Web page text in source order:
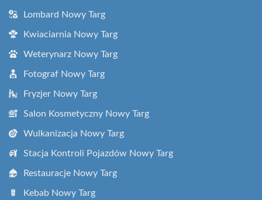
Lombard Nowy Targ
Kwiaciarnia Nowy Targ
Weterynarz Nowy Targ
Fotograf Nowy Targ
Fryzjer Nowy Targ
Salon Kosmetyczny Nowy Targ
Wulkanizacja Nowy Targ
Stacja Kontroli Pojazdów Nowy Targ
Restauracje Nowy Targ
Kebab Nowy Targ